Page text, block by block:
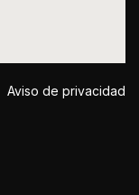
Aviso de privacidad